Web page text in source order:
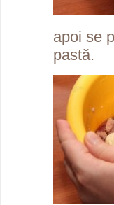
apoi se
pastă.